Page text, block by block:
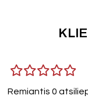
Remiantis 0